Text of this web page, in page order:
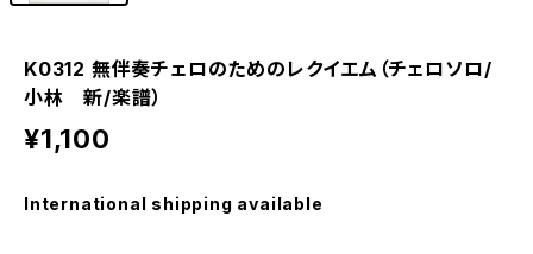
K0312 無伴奏チェロのためのレクイエム（チェロソロ/
小林 新/楽譜）
¥1,100
International shipping available